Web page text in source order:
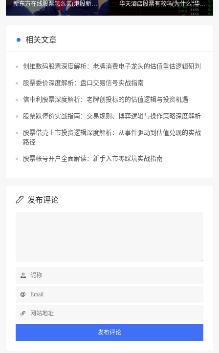
新东方在线股票怎么买(港股新东
方和新东方在线的区别?)
华天酒店股票有救吗(为什么“华天
酒店”这只股票现在才16元)
相关文章
创维数码股票深度解析：老牌消费电子龙头的估值重估逻辑研判
股票委价深度解析：盘口交易信号实战指南
信中利股票深度解析：老牌创投标的的估值逻辑与投资机遇
股票跌停价实战指南：交易规则、博弈逻辑与操作策略深度解析
股票借壳上市投资逻辑深度解析：从事件驱动到估值兑现的实战
路径
股票帐号开户全面解读：新手入市零踩坑实战指南
发布评论